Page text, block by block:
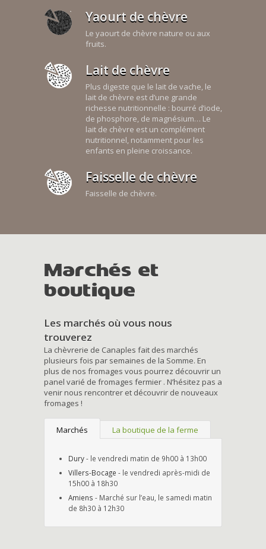
Yaourt de chèvre
Le yaourt de chèvre nature ou aux
fruits.
Lait de chèvre
Plus digeste que le lait de vache, le
lait de chèvre est d’une grande
richesse nutritionnelle : bourré d’iode,
de phosphore, de magnésium… Le
lait de chèvre est un complément
nutritionnel, notamment pour les
enfants en pleine croissance.
Faisselle de chèvre
Faisselle de chèvre.
Marchés et
boutique
Les marchés où vous nous
trouverez
La chèvrerie de Canaples fait des marchés
plusieurs fois par semaines de la Somme. En
plus de nos fromages vous pourrez découvrir un
panel varié de fromages fermier . N’hésitez pas a
venir nous rencontrer et découvrir de nouveaux
fromages !
Marchés La boutique de la ferme
Dury- le vendredi matin de 9h00 à 13h00
Villers-Bocage - le vendredi après-midi de
15h00 à 18h30
Amiens - Marché sur l’eau, le samedi matin
de 8h30 à 12h30